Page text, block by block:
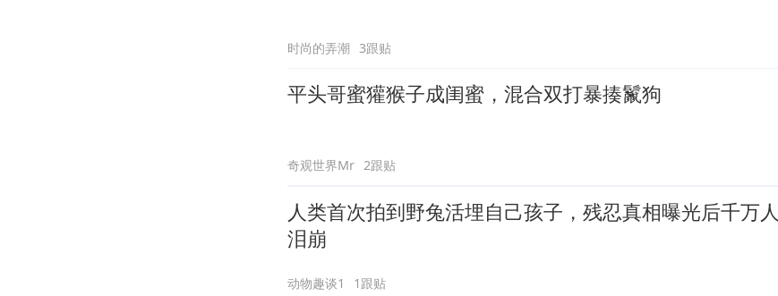
时尚的弄潮 3跟贴
平头哥蜜獾猴子成闺蜜，混合双打暴揍鬣狗
奇观世界Mr 2跟贴
人类首次拍到野兔活埋自己孩子，残忍真相曝光后千万人
泪崩
动物趣谈1 1跟贴